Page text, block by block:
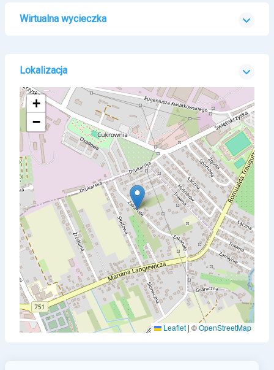
Wirtualna wycieczka
Lokalizacja
+
−
Leaflet | ©OpenStreetMap